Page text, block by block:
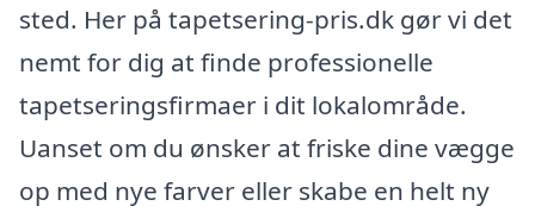
sted. Her på tapetsering-pris.dk gør vi det
nemt for dig at finde professionelle
tapetseringsfirmaer i dit lokalområde.
Uanset om du ønsker at friske dine vægge
op med nye farver eller skabe en helt ny